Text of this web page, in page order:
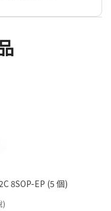
8SOP-EP (5 個)
)